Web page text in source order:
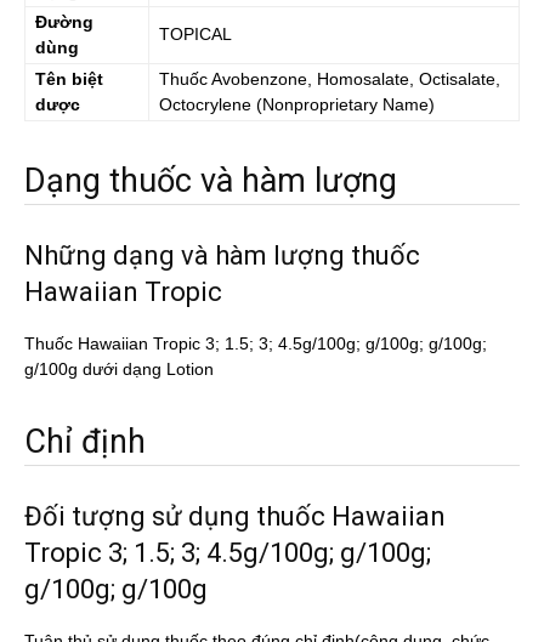
Đường
dùng
TOPICAL
Tên biệt
dược
ThuốcAvobenzone, Homosalate, Octisalate,
Octocrylene (Nonproprietary Name)
Dạng thuốc và hàm lượng
Những dạng và hàm lượng thuốc
Hawaiian Tropic
Thuốc Hawaiian Tropic 3; 1.5; 3; 4.5g/100g; g/100g; g/100g;
g/100g dưới dạng Lotion
Chỉ định
Đối tượng sử dụng thuốc Hawaiian
Tropic 3; 1.5; 3; 4.5g/100g; g/100g;
g/100g; g/100g